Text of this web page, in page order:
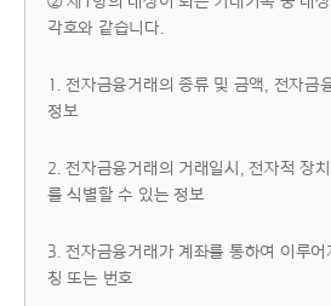
각호와 같습니다.
1. 전자금융거래의 종류 및 금액, 전자금
정보
2. 전자금융거래의 거래일시, 전자적 장
를 식별할 수 있는 정보
3. 전자금융거래가 계좌를 통하여 이루
칭 또는 번호